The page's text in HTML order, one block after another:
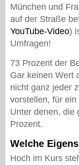
München und
auf der Straße
YouTube-Video)
Umfragen!
73 Prozent der
Gar keinen Wert
nicht ganz jeder
vorstellen, für
Unter denen, die
Prozent.
Welche
Hoch im Kurs